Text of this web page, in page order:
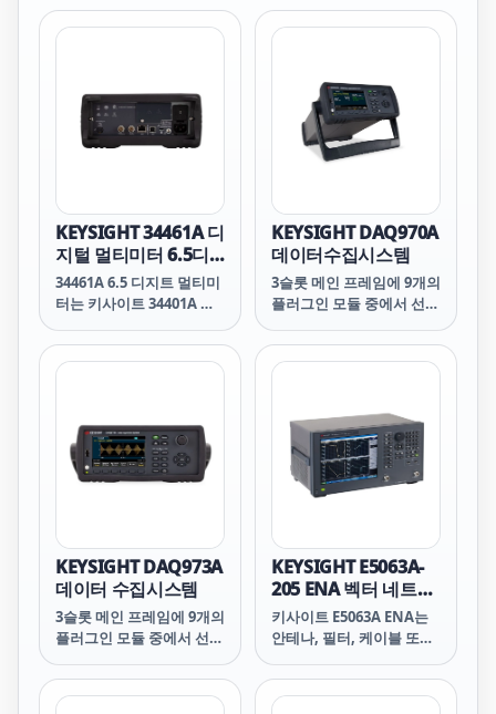
해능을 제공합니다.
1&mu;A 범위까지 매우 낮
용할 수 있습니다. 측정 중
자동 교정 기능을 통해
34465A는 장비가 온도 드
수 있습니다.
Multimeter, 6 &frac12;
Digit, Basic Truevolt 주
램과 바 차트는 모니터링을
용이하게 하고 통계 분석
속도를 높일 수 있습니다.
75 ppm 기본 DCV 정확도
100 µA ~ 3 A 범위의 DC 전
류 측정 범위가 낮은 저전
력 디바이스 테스트
BenchVue Basic 앱을 무
료로 다운로드하여 장비를
제어하십시오. 포함 내역:
표준
KEYSIGHT 34461A 디
지털 멀티미터 6.5디
지트 Truevolt DMM
34461A 6.5 디지트 멀티미
터는 키사이트 34401A 디
트 34401A)를 대체하는 차
세대 제품입니다. 34461A
이, 고급 분석 모드 및 내장
수학 함수를 통해 많은 데
이터를 결과로 빠르게 전환
기능을 제공하는 Truevolt
기술을 제공합니다. 키사이
트의 독점 Truevolt 기술
은 아날로그-디지털 변환기
기술을 기반으로 하며 측정
에서 노이즈, 주입된 전류
및 입력 바이어스 전류와
같은 외부 요인을 제거하여
최고의 측정 정확도를 제공
KEYSIGHT DAQ970A
데이터수집시스템
3슬롯 메인 프레임에 9개의
플러그인 모듈 중에서 선택
수집(DAQ) 시스템을 활용
하십시오. 키사이트
웨어를 사용하여 DAQ와
인터페이스하거나 작업 중
심의 안내 메뉴가 있는 직
관적인 그래픽 전면 패널
또는 웹 브라우저를 사용합
KEYSIGHT DAQ973A
데이터 수집시스템
3슬롯 메인 프레임에 9개의
플러그인 모듈 중에서 선택
이터 수집 시스템)을 활용
하십시오. 키사이트
KEYSIGHT E5063A-
205 ENA 벡터 네트워
크 분석기 500MHz
키사이트 E5063A ENA는
안테나, 필터, 케이블 또는
콤포넌트를 테스트할 수 있
는 경제적인 벤치탑 벡터